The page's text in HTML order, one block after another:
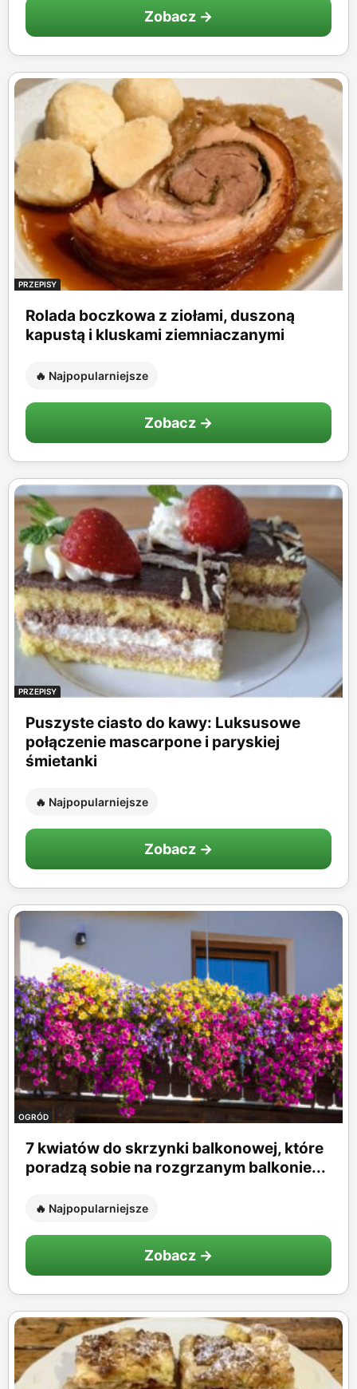
Zobacz →
PRZEPISY
Rolada boczkowa z ziołami, duszoną
kapustą i kluskami ziemniaczanymi
🔥 Najpopularniejsze
Zobacz →
PRZEPISY
Puszyste ciasto do kawy: Luksusowe
połączenie mascarpone i paryskiej
śmietanki
🔥 Najpopularniejsze
Zobacz →
OGRÓD
7 kwiatów do skrzynki balkonowej, które
poradzą sobie na rozgrzanym balkonie...
🔥 Najpopularniejsze
Zobacz →